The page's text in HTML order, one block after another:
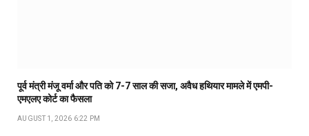
पूर्व मंत्री मंजू वर्मा और पति को 7-7 साल की सजा, अवैध हथियार मामले में एमपी-
एमएलए कोर्ट का फैसला
AUGUST 1, 2026 6:22 PM